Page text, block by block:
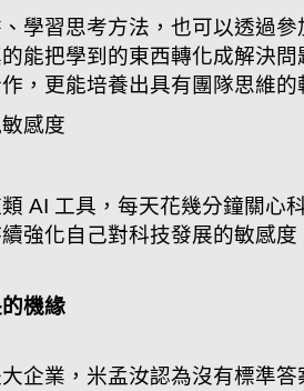
學習思考方法，也可以透過
能把學到的東西轉化成解決
，更能培養出具有團隊思維的
感度
AI 工具，每天花幾分鐘關心
強化自己對科技發展的敏感度
機緣
企業，米孟汝認為沒有標準